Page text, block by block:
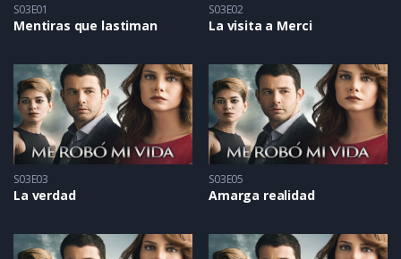
S03E01
Mentiras que lastiman
S03E02
La visita a Merci
S03E03
La verdad
S03E05
Amarga realidad